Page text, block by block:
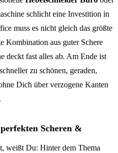
schlicht eine Investition in
muss es nicht gleich das größte
Kombination aus guter Schere
deckt fast alles ab. Am Ende ist
zu schönen, geraden,
Dich über verzogene Kanten
Scheren &
weißt Du: Hinter dem Thema